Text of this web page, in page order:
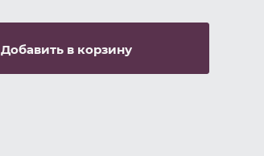
Добавить в корзину